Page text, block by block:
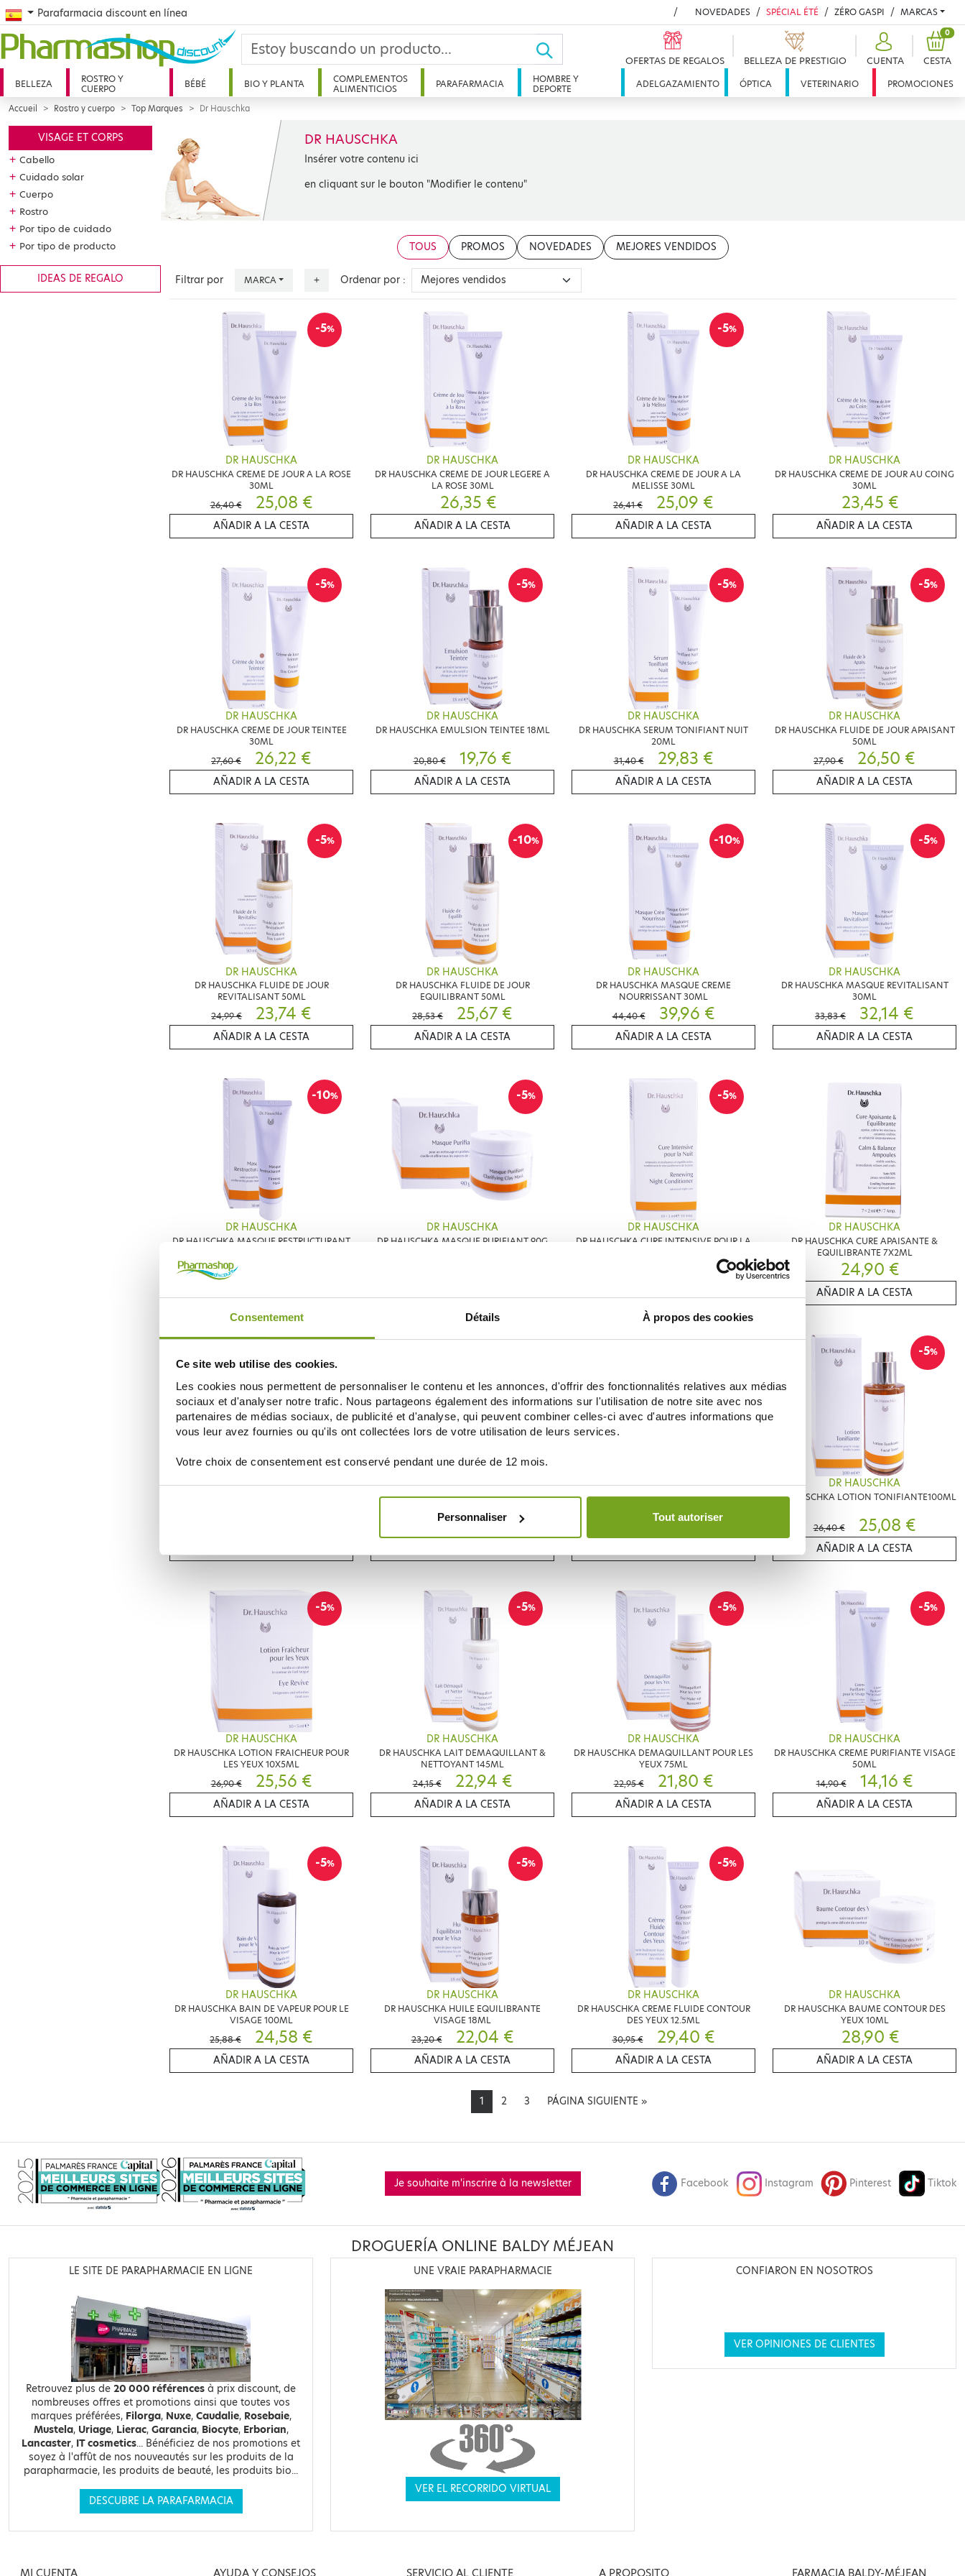
Consentement Détails À propos des cookies
Ce site web utilise des cookies.
Les cookies nous permettent de personnaliser le contenu et les annonces, d'offrir des fonctionnalités relatives aux médias
sociaux et d'analyser notre trafic. Nous partageons également des informations sur l'utilisation de notre site avec nos
partenaires de médias sociaux, de publicité et d'analyse, qui peuvent combiner celles-ci avec d'autres informations que
vous leur avez fournies ou qu'ils ont collectées lors de votre utilisation de leurs services.
Votre choix de consentement est conservé pendant une durée de 12 mois.
Personnaliser Tout autoriser
Spanish
Parafarmacia discount en línea NOVEDADES SPÉCIAL ÉTÉ ZÉRO GASPI MARCAS
OFERTAS DE REGALOS BELLEZA DE PRESTIGIO CUENTA CESTA
0
BELLEZA
ROSTRO Y
CUERPO
BÉBÉ BIO Y PLANTA
COMPLEMENTOS
ALIMENTICIOS
PARAFARMACIA
HOMBRE Y
DEPORTE
ADELGAZAMIENTO ÓPTICA VETERINARIO PROMOCIONES
Accueil Rostro y cuerpo Top Marques Dr Hauschka
VISAGE ET CORPS
+ Cabello
+ Cuidado solar
+ Cuerpo
+ Rostro
+ Por tipo de cuidado
+ Por tipo de producto
IDEAS DE REGALO
DR HAUSCHKA
Insérer votre contenu ici
en cliquant sur le bouton "Modifier le contenu"
TOUS PROMOS NOVEDADES MEJORES VENDIDOS
Filtrar por MARCA + Ordenar por :
-5%
DR HAUSCHKA
DR HAUSCHKA CREME DE JOUR A LA ROSE
30ML
26,40 €
25,08 €
AÑADIR A LA CESTA
DR HAUSCHKA
DR HAUSCHKA CREME DE JOUR LEGERE A
LA ROSE 30ML
26,35 €
AÑADIR A LA CESTA
-5%
DR HAUSCHKA
DR HAUSCHKA CREME DE JOUR A LA
MELISSE 30ML
26,41 €
25,09 €
AÑADIR A LA CESTA
DR HAUSCHKA
DR HAUSCHKA CREME DE JOUR AU COING
30ML
23,45 €
AÑADIR A LA CESTA
-5%
DR HAUSCHKA
DR HAUSCHKA CREME DE JOUR TEINTEE
30ML
27,60 €
26,22 €
AÑADIR A LA CESTA
-5%
DR HAUSCHKA
DR HAUSCHKA EMULSION TEINTEE 18ML
20,80 € 19,76 €
AÑADIR A LA CESTA
-5%
DR HAUSCHKA
DR HAUSCHKA SERUM TONIFIANT NUIT
20ML
31,40 €
29,83 €
AÑADIR A LA CESTA
-5%
DR HAUSCHKA
DR HAUSCHKA FLUIDE DE JOUR APAISANT
50ML
27,90 €
26,50 €
AÑADIR A LA CESTA
-5%
DR HAUSCHKA
DR HAUSCHKA FLUIDE DE JOUR
REVITALISANT 50ML
24,99 €
23,74 €
AÑADIR A LA CESTA
-10%
DR HAUSCHKA
DR HAUSCHKA FLUIDE DE JOUR
EQUILIBRANT 50ML
28,53 €
25,67 €
AÑADIR A LA CESTA
-10%
DR HAUSCHKA
DR HAUSCHKA MASQUE CREME
NOURRISSANT 30ML
44,40 €
39,96 €
AÑADIR A LA CESTA
-5%
DR HAUSCHKA
DR HAUSCHKA MASQUE REVITALISANT
30ML
33,83 €
32,14 €
AÑADIR A LA CESTA
-10%
DR HAUSCHKA
DR HAUSCHKA MASQUE RESTRUCTURANT
41,25 €
-5%
DR HAUSCHKA
DR HAUSCHKA MASQUE PURIFIANT 90G
-5%
DR HAUSCHKA
DR HAUSCHKA CURE INTENSIVE POUR LA
DR HAUSCHKA
DR HAUSCHKA CURE APAISANTE &
EQUILIBRANTE 7X2ML
24,90 €
AÑADIR A LA CESTA
DR HAUSCHKA DR HAUSCHKA
DR HAUSCHKA CURE REVITALISANTE &
56,90 €
DR HAUSCHKA
DR HAUSCHKA LOTION CLARIFIANTE
25,82 €
-5%
DR HAUSCHKA
DR HAUSCHKA LOTION TONIFIANTE100ML
26,40 € 25,08 €
AÑADIR A LA CESTA
-5%
DR HAUSCHKA
DR HAUSCHKA LOTION FRAICHEUR POUR
LES YEUX 10X5ML
26,90 €
25,56 €
AÑADIR A LA CESTA
-5%
DR HAUSCHKA
DR HAUSCHKA LAIT DEMAQUILLANT &
NETTOYANT 145ML
24,15 €
22,94 €
AÑADIR A LA CESTA
-5%
DR HAUSCHKA
DR HAUSCHKA DEMAQUILLANT POUR LES
YEUX 75ML
22,95 €
21,80 €
AÑADIR A LA CESTA
-5%
DR HAUSCHKA
DR HAUSCHKA CREME PURIFIANTE VISAGE
50ML
14,90 €
14,16 €
AÑADIR A LA CESTA
-5%
DR HAUSCHKA
DR HAUSCHKA BAIN DE VAPEUR POUR LE
VISAGE 100ML
25,88 €
24,58 €
AÑADIR A LA CESTA
-5%
DR HAUSCHKA
DR HAUSCHKA HUILE EQUILIBRANTE
VISAGE 18ML
23,20 €
22,04 €
AÑADIR A LA CESTA
-5%
DR HAUSCHKA
DR HAUSCHKA CREME FLUIDE CONTOUR
DES YEUX 12.5ML
30,95 €
29,40 €
AÑADIR A LA CESTA
DR HAUSCHKA
DR HAUSCHKA BAUME CONTOUR DES
YEUX 10ML
28,90 €
AÑADIR A LA CESTA
1 2 3 PÁGINA SIGUIENTE »
Je souhaite m'inscrire à la newsletter Facebook Instagram Pinterest Tiktok
DROGUERÍA ONLINE BALDY MÉJEAN
LE SITE DE PARAPHARMACIE EN LIGNE
Retrouvez plus de 20 000 références à prix discount, de
nombreuses offres et promotions ainsi que toutes vos
marques préférées, Filorga, Nuxe, Caudalie, Rosebaie,
Mustela, Uriage, Lierac, Garancia, Biocyte, Erborian,
Lancaster, IT cosmetics... Bénéficiez de nos promotions et
soyez à l'affût de nos nouveautés sur les produits de la
parapharmacie, les produits de beauté, les produits bio...
DESCUBRE LA PARAFARMACIA
UNE VRAIE PARAPHARMACIE
VER EL RECORRIDO VIRTUAL
CONFIARON EN NOSOTROS
VER OPINIONES DE CLIENTES
MI CUENTA AYUDA Y CONSEJOS SERVICIO AL CLIENTE A PROPOSITO FARMACIA BALDY-MÉJEAN